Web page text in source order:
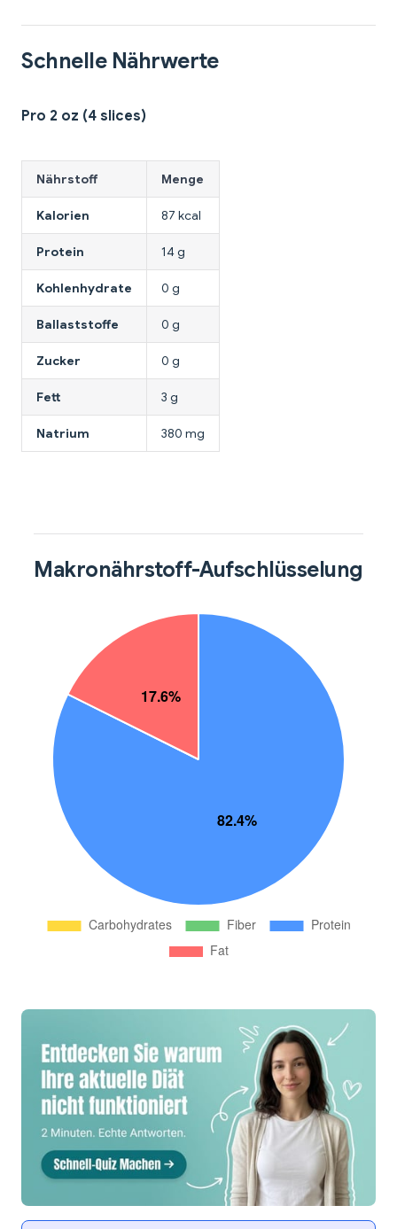
Schnelle Nährwerte
Pro 2 oz (4 slices)
Nährstoff Menge
Kalorien 87 kcal
Protein 14 g
Kohlenhydrate 0 g
Ballaststoffe 0 g
Zucker 0 g
Fett 3 g
Natrium 380 mg
Makronährstoff-Aufschlüsselung